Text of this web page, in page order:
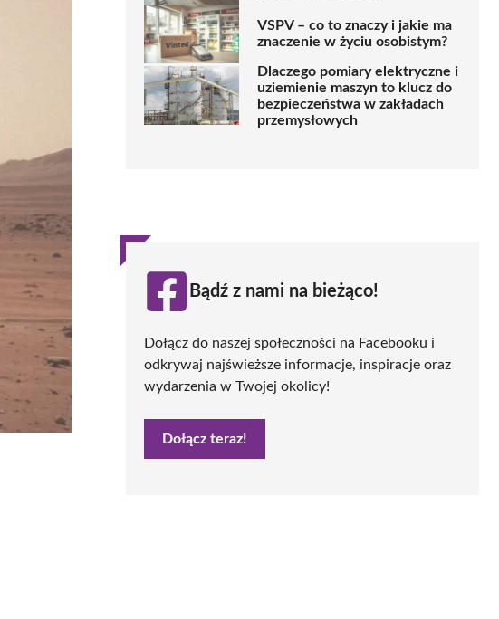
VSPV – co to znaczy i jakie ma
znaczenie w życiu osobistym?
Dlaczego pomiary elektryczne i
uziemienie maszyn to klucz do
bezpieczeństwa w zakładach
przemysłowych
Bądź z nami na bieżąco!
Dołącz do naszej społeczności na Facebooku i
odkrywaj najświeższe informacje, inspiracje oraz
wydarzenia w Twojej okolicy!
Dołącz teraz!